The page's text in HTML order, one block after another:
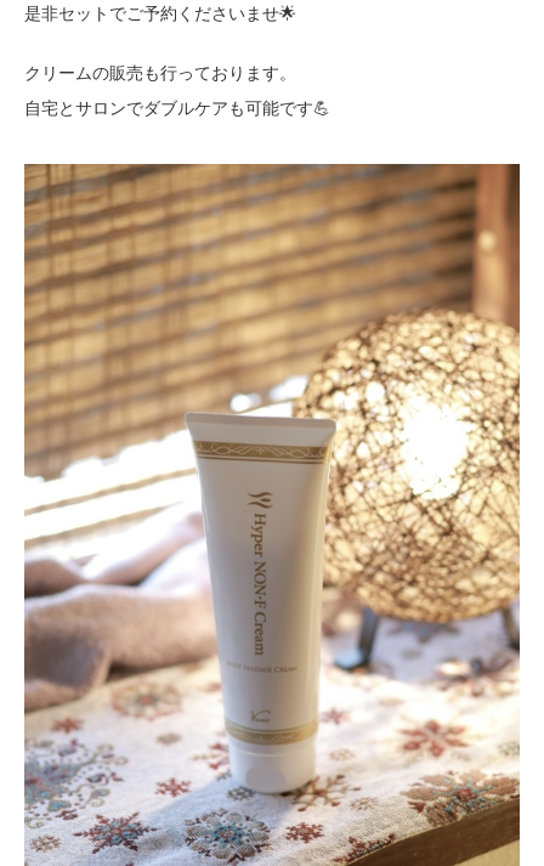
是非セットでご予約くださいませ🌟
クリームの販売も行っております。
自宅とサロンでダブルケアも可能です💪